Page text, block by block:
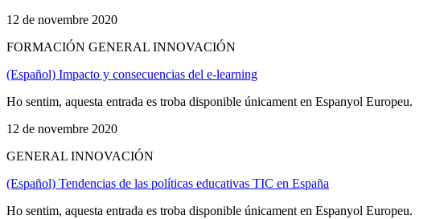
12 de novembre 2020
FORMACIÓN GENERAL INNOVACIÓN
(Español) Impacto y consecuencias del e-learning
Ho sentim, aquesta entrada es troba disponible únicament en Espanyol Europeu.
12 de novembre 2020
GENERAL INNOVACIÓN
(Español) Tendencias de las políticas educativas TIC en España
Ho sentim, aquesta entrada es troba disponible únicament en Espanyol Europeu.